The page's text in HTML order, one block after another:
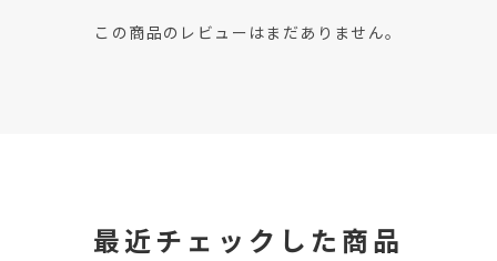
この商品のレビューはまだありません。
最近チェックした商品